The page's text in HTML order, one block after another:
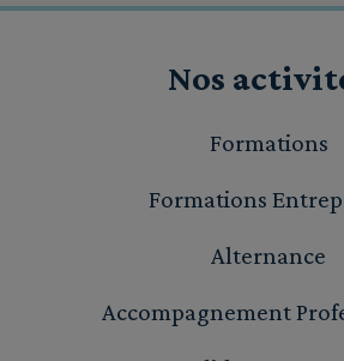
Nos
Formations
Formations
Alternance
Accompagnement